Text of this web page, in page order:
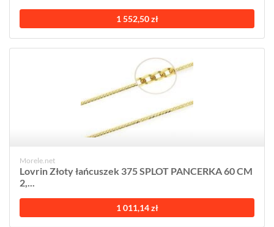
1 552,50 zł
Morele.net
Lovrin Złoty łańcuszek 375 SPLOT PANCERKA 60 CM
2,...
1 011,14 zł